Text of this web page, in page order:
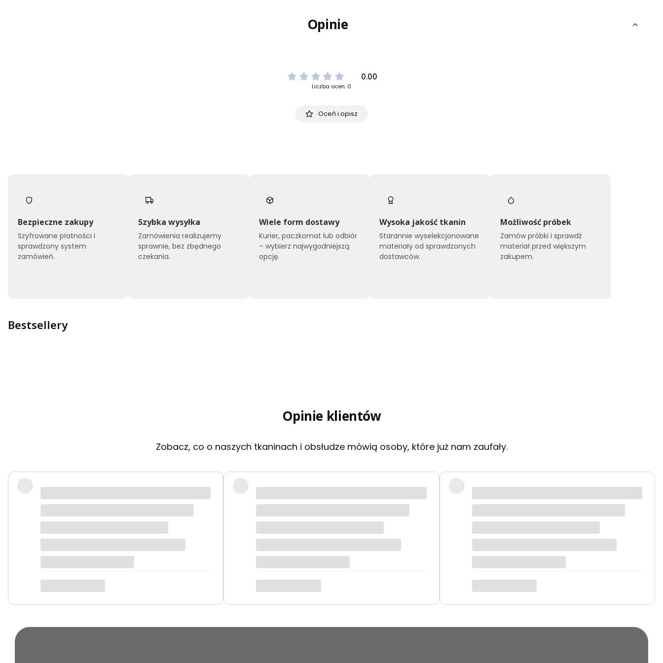
Opinie
0.00
Liczba ocen: 0
Oceń i opisz
Bezpieczne zakupy
Szyfrowane płatności i
sprawdzony system
zamówień.
Szybka wysyłka
Zamówienia realizujemy
sprawnie, bez zbędnego
czekania.
Wiele form dostawy
Kurier, paczkomat lub odbiór
– wybierz najwygodniejszą
opcję.
Wysoka jakość tkanin
Starannie wyselekcjonowane
materiały od sprawdzonych
dostawców.
Możliwość próbek
Zamów próbki i sprawdź
materiał przed większym
zakupem.
Bestsellery
Opinie klientów
Zobacz, co o naszych tkaninach i obsłudze mówią osoby, które już nam zaufały.
Bardzo dobra jakość tkanin, kolory dokładnie takie jak na zdjęciach. Zamówienie przyszło szybko i było starannie zapakowane.
Anna K.